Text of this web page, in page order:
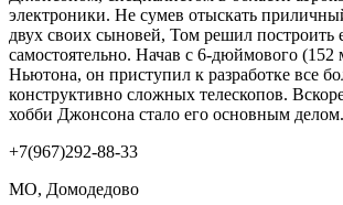
электроники. Не сумев отыскать
двух своих сыновей, Том решил построить
самостоятельно. Начав с 6-дюймового (152
Ньютона, он приступил к разработке все
конструктивно сложных телескопов.
хобби Джонсона стало его основным делом.
+7(967)292-88-33
МО, Домодедово